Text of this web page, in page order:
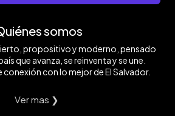
somos
propositivo y moderno, pensado
que avanza, se reinventa y se une.
con lo mejor de El Salvador.
Ver mas ❯